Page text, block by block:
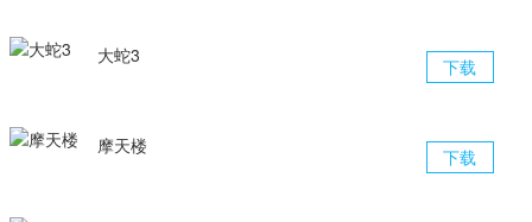
下载
大蛇3
下载
摩天楼